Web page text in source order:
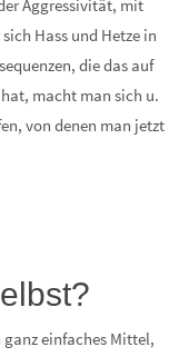
Aggressivität, mit
Hass und Hetze in
die das auf
macht man sich u.
von denen man jetzt
ganz einfaches Mittel,